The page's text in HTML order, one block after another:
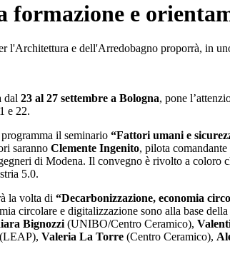
formazione e
l'Architettura e dell'Arredobagno proporrà, in
dal 23 al 27 settembre a Bologna, pone
e 22.
il seminario “Fattori umani e
saranno Clemente Ingenito, pilota
di Modena. Il convegno è rivolto a coloro
5.0.
la volta di “Decarbonizzazione, economia
circolare e digitalizzazione sono alla base
Bignozzi(UNIBO/Centro Ceramico),
(LEAP), Valeria La Torre (Centro Ceramico),